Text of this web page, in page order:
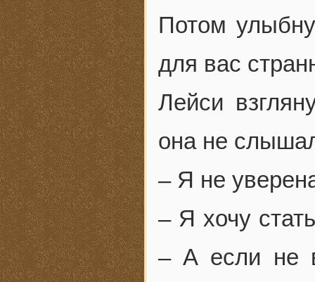
Потом
для вас
Лейси
она не
– Я не
– Я хочу
– А если не